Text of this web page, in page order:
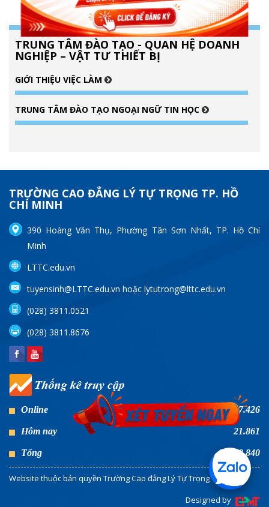
TRUNG TÂM ĐÀO TẠO - QUAN HỆ DOANH
NGHIỆP – VẬT TƯ THIẾT BỊ
GIỚI THIỆU VIỆC LÀM
TRUNG TÂM ĐÀO TẠO NGOẠI NGỮ TIN HỌC
TRƯỜNG CAO ĐẲNG LÝ TỰ TRỌNG TP. HỒ
CHÍ MINH
390 Hoàng Văn Thụ, Phường Tân Sơn Nhất, TP. Hồ Chí
Minh
LTTC.edu.vn
tuyensinh@LTTC.edu.vn hoặc lytutrong@lttc.edu.vn
(028) 3811.0521
(028) 3811.8676
Online 7.426
Hôm nay 21.861
Tổng 46.968.840
Website thuộc bản quyền Trường Cao đẳng Lý Tự Trọng TP HCM
Designed by